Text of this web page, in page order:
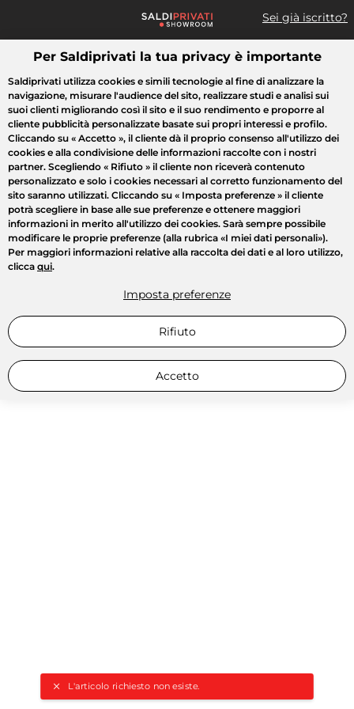
Sei già iscritto?
Cosa cerchi?
L'articolo richiesto non esiste.
Tutte le vendite Moda Casa Bellezza Elettrodomestici
Per Saldiprivati la tua privacy è importante
Saldiprivati utilizza cookies e simili tecnologie al fine di analizzare la
navigazione, misurare l'audience del sito, realizzare studi e analisi sui
suoi clienti migliorando così il sito e il suo rendimento e proporre al
cliente pubblicità personalizzate basate sui propri interessi e profilo.
Cliccando su « Accetto », il cliente dà il proprio consenso all'utilizzo dei
cookies e alla condivisione delle informazioni raccolte con i nostri
partner. Scegliendo « Rifiuto » il cliente non riceverà contenuto
personalizzato e solo i cookies necessari al corretto funzionamento del
sito saranno utilizzati. Cliccando su « Imposta preferenze » il cliente
potrà scegliere in base alle sue preferenze e ottenere maggiori
informazioni in merito all'utilizzo dei cookies. Sarà sempre possibile
modificare le proprie preferenze (alla rubrica «I miei dati personali»).
Per maggiori informazioni relative alla raccolta dei dati e al loro utilizzo,
clicca qui.
Imposta preferenze
Rifiuto
Accetto